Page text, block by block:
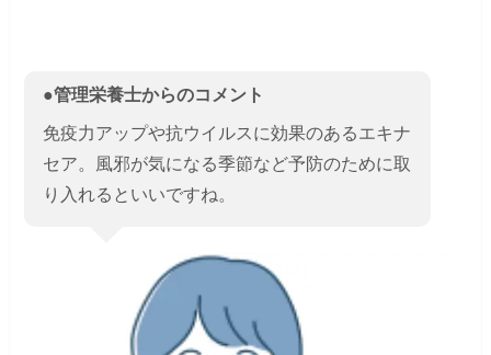
●管理栄養士からのコメント
免疫力アップや抗ウイルスに効果のあるエキナ
セア。風邪が気になる季節など予防のために取
り入れるといいですね。